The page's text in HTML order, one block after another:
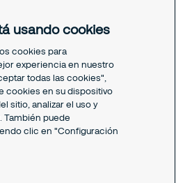
Securitas?
usando cookies
cookies para
experiencia en nuestro
todas las cookies",
cookies en su dispositivo
sitio, analizar el uso y
También puede
clic en "Configuración